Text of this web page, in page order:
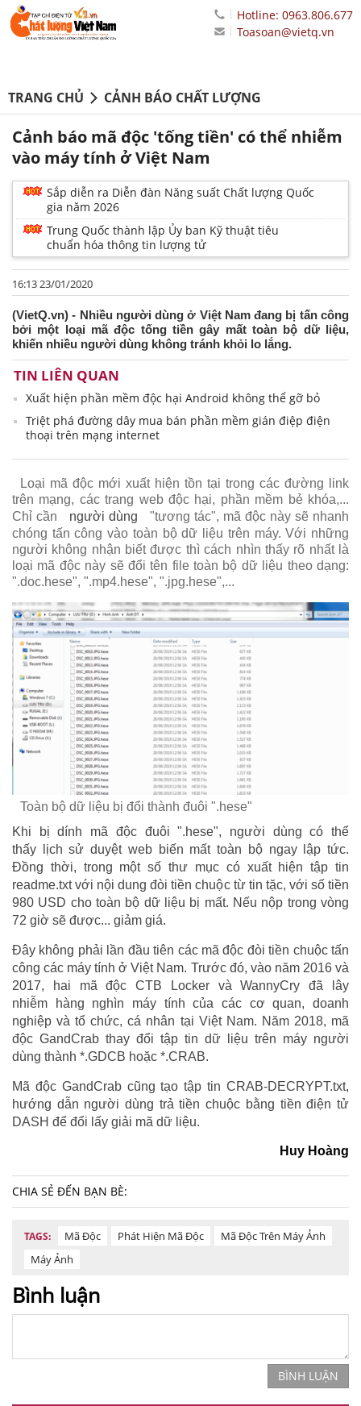
Hotline: 0963.806.677
Toasoan@vietq.vn
TRANG CHỦ CẢNH BÁO CHẤT LƯỢNG
Cảnh báo mã độc 'tống tiền' có thể nhiễm
vào máy tính ở Việt Nam
Sắp diễn ra Diễn đàn Năng suất Chất lượng Quốc
gia năm 2026
Trung Quốc thành lập Ủy ban Kỹ thuật tiêu
chuẩn hóa thông tin lượng tử
16:13 23/01/2020
(VietQ.vn) - Nhiều người dùng ở Việt Nam đang bị tấn công
bởi một loại mã độc tống tiền gây mất toàn bộ dữ liệu,
khiến nhiều người dùng không tránh khỏi lo lắng.
TIN LIÊN QUAN
Xuất hiện phần mềm độc hại Android không thể gỡ bỏ
Triệt phá đường dây mua bán phần mềm gián điệp điện
thoại trên mạng internet
Loại mã độc mới xuất hiện tồn tại trong các đường link
trên mạng, các trang web độc hại, phần mềm bẻ khóa,...
Chỉ cần
người dùng
"tương tác", mã độc này sẽ nhanh
chóng tấn công vào toàn bộ dữ liệu trên máy. Với những
người không nhận biết được thì cách nhìn thấy rõ nhất là
loại mã độc này sẽ đổi tên file toàn bộ dữ liệu theo dạng:
".doc.hese", ".mp4.hese", ".jpg.hese",...
Toàn bộ dữ liệu bị đổi thành đuôi ".hese"
Khi bị dính mã độc đuôi ".hese", người dùng có thể
thấy lịch sử duyệt web biến mất toàn bộ ngay lập tức.
Đồng thời, trong một số thư mục có xuất hiện tập tin
readme.txt với nội dung đòi tiền chuộc từ tin tặc, với số tiền
980 USD cho toàn bộ dữ liệu bị mất. Nếu nộp trong vòng
72 giờ sẽ được... giảm giá.
Đây không phải lần đầu tiên các mã độc đòi tiền chuộc tấn
công các máy tính ở Việt Nam. Trước đó, vào năm 2016 và
2017, hai mã độc CTB Locker và WannyCry đã lây
nhiễm hàng nghìn máy tính của các cơ quan, doanh
nghiệp và tổ chức, cá nhân tại Việt Nam. Năm 2018, mã
độc GandCrab thay đổi tập tin dữ liệu trên máy người
dùng thành *.GDCB hoặc *.CRAB.
Mã độc GandCrab cũng tạo tập tin CRAB-DECRYPT.txt,
hướng dẫn người dùng trả tiền chuộc bằng tiền điện tử
DASH để đổi lấy giải mã dữ liệu.
Huy Hoàng
CHIA SẺ ĐẾN BẠN BÈ:
TAGS: Mã Độc Phát Hiện Mã Độc
Mã Độc Trên Máy Ảnh
Máy Ảnh
Bình luận
BÌNH LUẬN